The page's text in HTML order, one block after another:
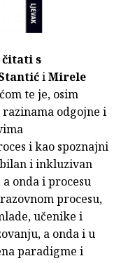
s
iMirele
te je, osim
odgojne i
i kao spoznajni
i inkluzivan
onda i procesu
procesu,
učenike i
a onda i u
paradigme i